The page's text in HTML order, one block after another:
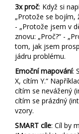
3x proč: Když si
„Protože se bojím,
- „Protože jsem v
znovu: „Proč?“ -
tom, jak jsem
jádru problému.
Emoční mapování:
X, cítím Y.“
cítím se nevážený
cítím se prázdný
vzory.
SMART cíle: Cíl by